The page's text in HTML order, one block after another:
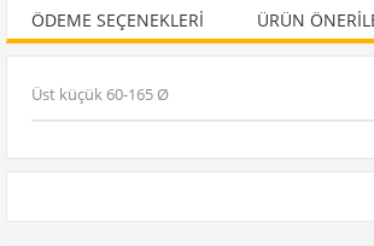
ÖDEME SEÇENEKLERI
ÜRÜN
Üst küçük 60-165 Ø